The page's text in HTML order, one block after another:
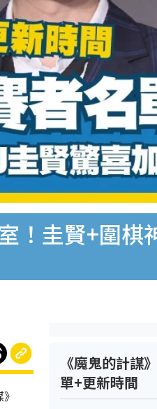
！圭賢+圍棋
《魔鬼的計謀
單+更新時間